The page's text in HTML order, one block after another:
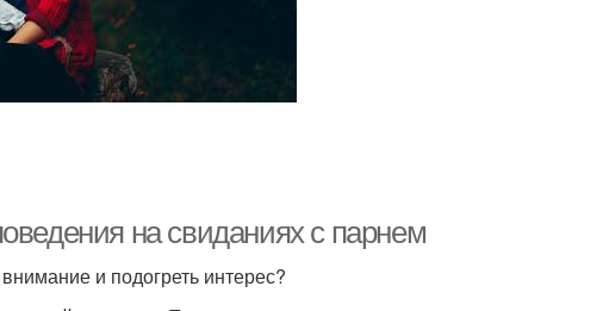
на свиданиях с парнем
и подогреть интерес?